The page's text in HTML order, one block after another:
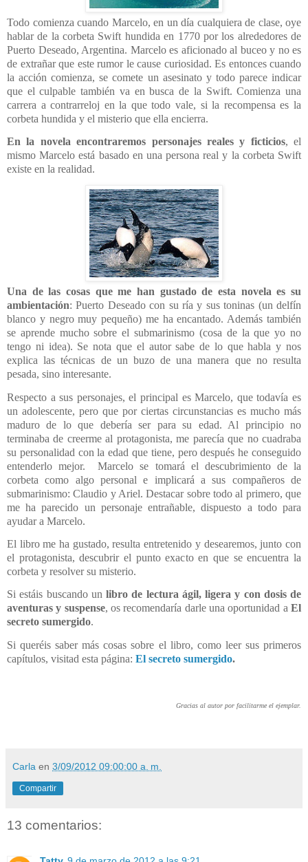
Todo comienza cuando Marcelo, en un día cualquiera de clase, oye
hablar de la corbeta Swift hundida en 1770 por los alrededores de
Puerto Deseado, Argentina. Marcelo es aficionado al buceo y no es
de extrañar que este rumor le cause curiosidad. Es entonces cuando
la acción comienza, se comete un asesinato y todo parece indicar
que el culpable también va en busca de la Swift. Comienza una
carrera a contrarreloj en la que todo vale, si la recompensa es la
corbeta hundida y el misterio que ella encierra.
En la novela encontraremos personajes reales y ficticios, el
mismo Marcelo está basado en una persona real y la corbeta Swift
existe en la realidad.
Una de las cosas que me han gustado de esta novela es su
ambientación: Puerto Deseado con su ría y sus toninas (un delfín
blanco y negro muy pequeño) me ha encantado. Además también
se aprende mucho sobre el submarinismo (cosa de la que yo no
tengo ni idea). Se nota que el autor sabe de lo que habla y nos
explica las técnicas de un buzo de una manera que no resulta
pesada, sino interesante.
Respecto a sus personajes, el principal es Marcelo, que todavía es
un adolescente, pero que por ciertas circunstancias es mucho más
maduro de lo que debería ser para su edad. Al principio no
terminaba de creerme al protagonista, me parecía que no cuadraba
su personalidad con la edad que tiene, pero después he conseguido
entenderlo mejor.
Marcelo se tomará el descubrimiento de la
corbeta como algo personal e implicará a sus compañeros de
submarinismo: Claudio y Ariel. Destacar sobre todo al primero, que
me ha parecido un personaje entrañable, dispuesto a todo para
ayudar a Marcelo.
El libro me ha gustado, resulta entretenido y desearemos, junto con
el protagonista, descubrir el punto exacto en que se encuentra la
corbeta y resolver su misterio.
Si estáis buscando un libro de lectura ágil, ligera y con dosis de
aventuras y suspense, os recomendaría darle una oportunidad aEl
secreto sumergido.
Si queréis saber más cosas sobre el libro, como leer sus primeros
capítulos, visitad esta página: El secreto sumergido.
Gracias al autor por facilitarme el ejemplar.
Carla en 3/09/2012 09:00:00 a. m.
Compartir
13 comentarios: